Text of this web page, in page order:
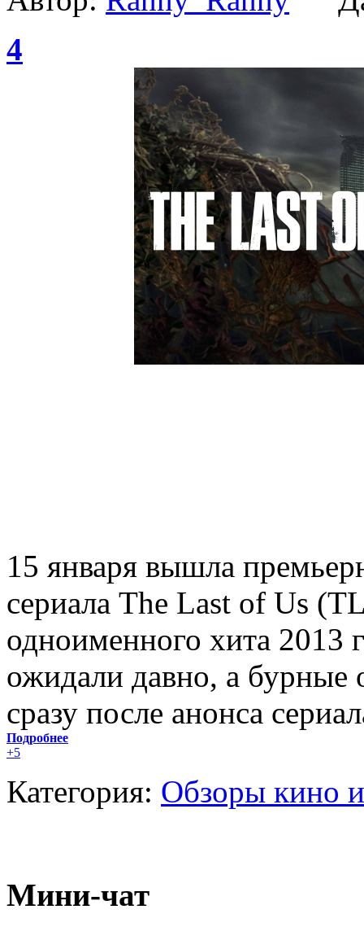
4
15 января вышла
сериала The Last of Us
одноименного хита 2013
ожидали давно, а бурные
сразу после анонса
Подробнее
+5
Категория: Обзоры кино
Мини-чат